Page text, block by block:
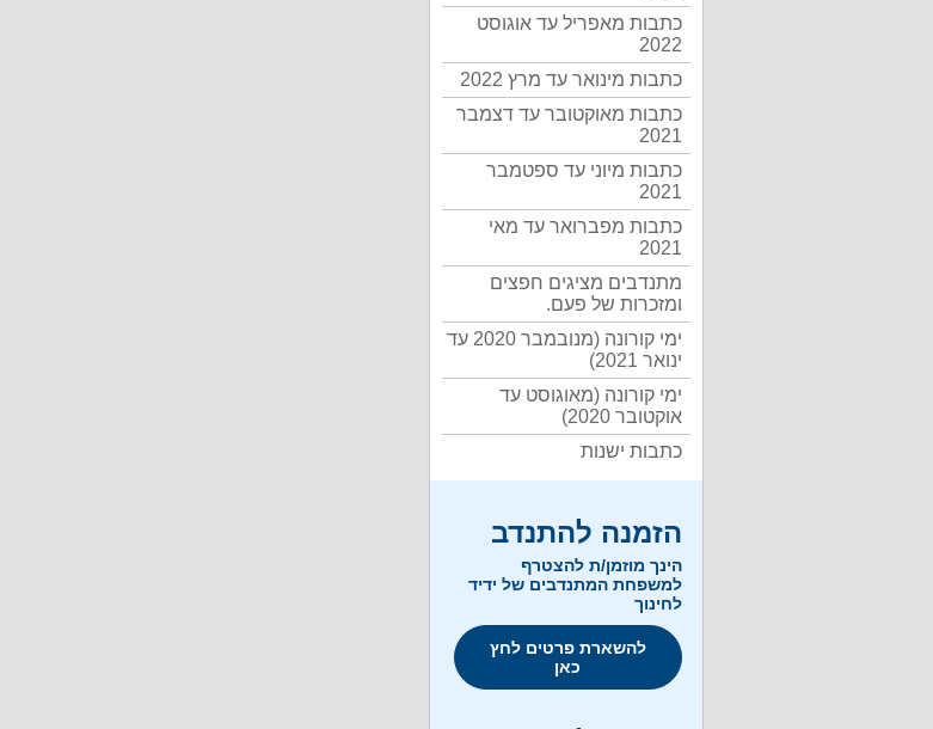
כתבות מאפריל עד אוגוסט
2022
כתבות מינואר עד מרץ 2022
כתבות מאוקטובר עד דצמבר
2021
כתבות מיוני עד ספטמבר
2021
כתבות מפברואר עד מאי
2021
מתנדבים מציגים חפצים
ומזכרות של פעם.
ימי קורונה (מנובמבר 2020 עד
ינואר 2021)
ימי קורונה (מאוגוסט עד
אוקטובר 2020)
כתבות ישנות
הזמנה להתנדב
הינך מוזמן/ת להצטרף
למשפחת המתנדבים של ידיד
לחינוך
להשארת פרטים לחץ
כאן